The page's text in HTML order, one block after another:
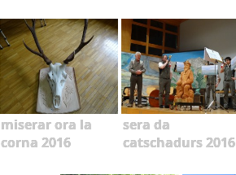
miserar ora la
corna 2016
sera da
catschadurs 2016